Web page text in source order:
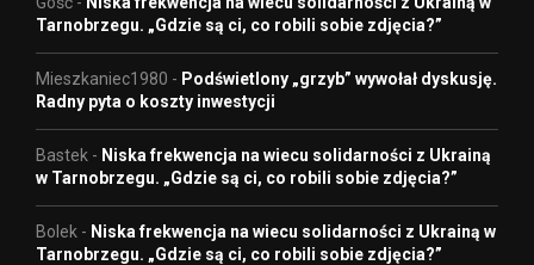
Tarnobrzegu. „Gdzie są ci, co robili sobie zdjęcia?”
Mieszkaniec1980 - Podświetlony „grzyb” wywołał dyskusję.
Radny pyta o koszty inwestycji
Bastek - Niska frekwencja na wiecu solidarności z Ukrainą
w Tarnobrzegu. „Gdzie są ci, co robili sobie zdjęcia?”
Bolek - Niska frekwencja na wiecu solidarności z Ukrainą w
Tarnobrzegu. „Gdzie są ci, co robili sobie zdjęcia?”